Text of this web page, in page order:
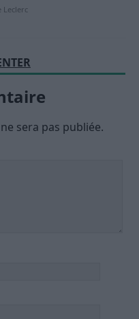
Leclerc
sera pas publiée.